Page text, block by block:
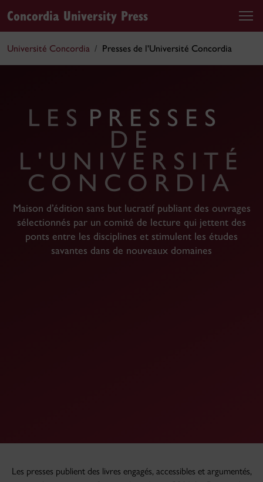
Concordia University Press
Université Concordia Presses de l'Université Concordia
LES PRESSES
DE
L'UNIVERSITÉ
CONCORDIA
Maison d’édition sans but lucratif publiant des ouvrages
sélectionnés par un comité de lecture qui jettent des
ponts entre les disciplines et stimulent les études
savantes dans de nouveaux domaines
Les presses publient des livres engagés, accessibles et argumentés,